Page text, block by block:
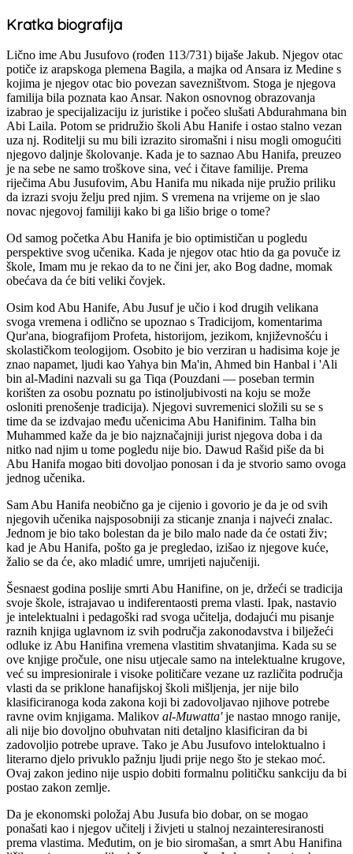
Kratka biografija
Lično ime Abu Jusufovo (rođen 113/731) bijaše Jakub. Njegov otac
potiče iz arapskoga plemena Bagila, a majka od Ansara iz Medine s
kojima je njegov otac bio povezan savezništvom. Stoga je njegova
familija bila poznata kao Ansar. Nakon osnovnog obrazovanja
izabrao je specijalizaciju iz juristike i počeo slušati Abdurahmana bin
Abi Laila. Potom se pridružio školi Abu Hanife i ostao stalno vezan
uza nj. Roditelji su mu bili izrazito siromašni i nisu mogli omogućiti
njegovo daljnje školovanje. Kada je to saznao Abu Hanifa, preuzeo
je na sebe ne samo troškove sina, već i čitave familije. Prema
riječima Abu Jusufovim, Abu Hanifa mu nikada nije pružio priliku
da izrazi svoju želju pred njim. S vremena na vrijeme on je slao
novac njegovoj familiji kako bi ga lišio brige o tome?
Od samog početka Abu Hanifa je bio optimističan u pogledu
perspektive svog učenika. Kada je njegov otac htio da ga povuče iz
škole, Imam mu je rekao da to ne čini jer, ako Bog dadne, momak
obećava da će biti veliki čovjek.
Osim kod Abu Hanife, Abu Jusuf je učio i kod drugih velikana
svoga vremena i odlično se upoznao s Tradicijom, komentarima
Qur'ana, biografijom Profeta, historijom, jezikom, književnošću i
skolastičkom teologijom. Osobito je bio verziran u hadisima koje je
znao napamet, ljudi kao Yahya bin Ma'in, Ahmed bin Hanbal i 'Ali
bin al-Madini nazvali su ga Tiqa (Pouzdani — poseban termin
korišten za osobu poznatu po istinoljubivosti na koju se može
osloniti prenošenje tradicija). Njegovi suvremenici složili su se s
time da se izdvajao među učenicima Abu Hanifinim. Talha bin
Muhammed kaže da je bio najznačajniji jurist njegova doba i da
nitko nad njim u tome pogledu nije bio. Dawud Rašid piše da bi
Abu Hanifa mogao biti dovoljao ponosan i da je stvorio samo ovoga
jednog učenika.
Sam Abu Hanifa neobično ga je cijenio i govorio je da je od svih
njegovih učenika najsposobniji za sticanje znanja i najveći znalac.
Jednom je bio tako bolestan da je bilo malo nade da će ostati živ;
kad je Abu Hanifa, pošto ga je pregledao, izišao iz njegove kuće,
žalio se da će, ako mladić umre, umrijeti najučeniji.
Šesnaest godina poslije smrti Abu Hanifine, on je, držeći se tradicija
svoje škole, istrajavao u indiferentaosti prema vlasti. Ipak, nastavio
je intelektualni i pedagoški rad svoga učitelja, dodajući mu pisanje
raznih knjiga uglavnom iz svih područja zakonodavstva i bilježeći
odluke iz Abu Hanifina vremena vlastitim shvatanjima. Kada su se
ove knjige pročule, one nisu utjecale samo na intelektualne krugove,
već su impresionirale i visoke političare vezane uz različita područja
vlasti da se priklone hanafijskoj školi mišljenja, jer nije bilo
klasificiranoga koda zakona koji bi zadovoljavao njihove potrebe
ravne ovim knjigama. Malikov al-Muwatta'je nastao mnogo ranije,
ali nije bio dovoljno obuhvatan niti detaljno klasificiran da bi
zadovoljio potrebe uprave. Tako je Abu Jusufovo inteloktualno i
literarno djelo privuklo pažnju ljudi prije nego što je stekao moć.
Ovaj zakon jedino nije uspio dobiti formalnu političku sankciju da bi
postao zakon zemlje.
Da je ekonomski položaj Abu Jusufa bio dobar, on se mogao
ponašati kao i njegov učitelj i živjeti u stalnoj nezainteresiranosti
prema vlastima. Međutim, on je bio siromašan, a smrt Abu Hanifina